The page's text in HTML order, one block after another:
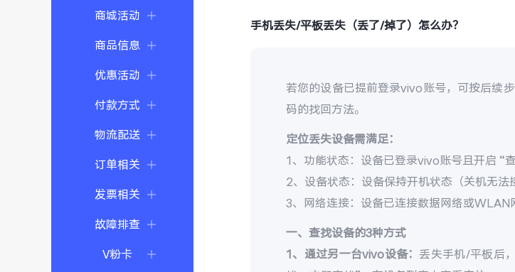
商城活动
商品信息
优惠活动
付款方式
物流配送
订单相关
发票相关
故障排查
V粉卡
手机丢失/平板丢失（丢了/掉了）怎么办？
若您的设备已提前登录vivo账号，可按后续
码的找回方法。
定位丢失设备需满足：
1、功能状态：设备已登录vivo账号且开启 “
2、设备状态：设备保持开机状态（关机无法
3、网络连接：设备已连接数据网络或WLAN
一、查找设备的3种方式
1、通过另一台vivo设备： 丢失手机/平板后